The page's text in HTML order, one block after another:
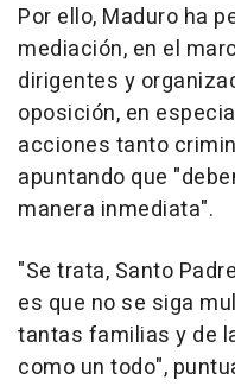
Por ello, Maduro ha
mediación, en el
dirigentes y
oposición, en
acciones tanto
apuntando que
manera inmediata".
"Se trata, Santo
es que no se siga
tantas familias y de
como un todo",